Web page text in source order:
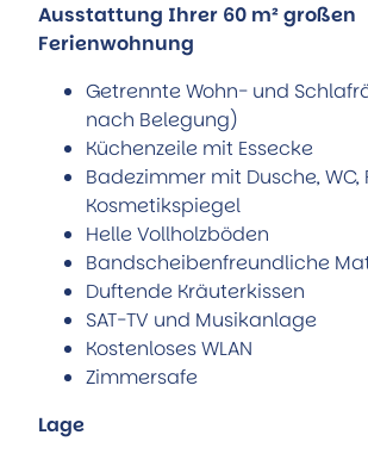
Ausstattung Ihrer 60 m² großen
Ferienwohnung
Getrennte Wohn- und
nach Belegung)
Küchenzeile mit Essecke
Badezimmer mit Dusche, WC,
Kosmetikspiegel
Helle Vollholzböden
Bandscheibenfreundliche
Duftende Kräuterkissen
SAT-TV und Musikanlage
Kostenloses WLAN
Zimmersafe
Lage